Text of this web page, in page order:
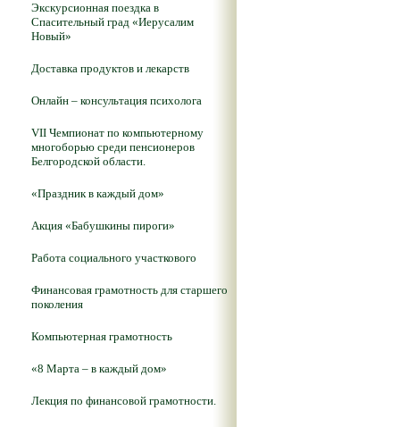
Экскурсионная поездка в
Спасительный град «Иерусалим
Новый»
Доставка продуктов и лекарств
Онлайн – консультация психолога
VII Чемпионат по компьютерному
многоборью среди пенсионеров
Белгородской области.
«Праздник в каждый дом»
Акция «Бабушкины пироги»
Работа социального участкового
Финансовая грамотность для старшего
поколения
Компьютерная грамотность
«8 Марта – в каждый дом»
Лекция по финансовой грамотности.